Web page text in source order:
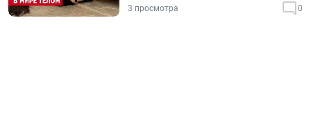
3 просмотра 0